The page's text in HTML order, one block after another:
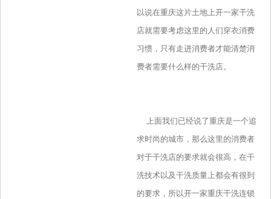
以说在重庆这片土地上开一家干洗
店就需要考虑这里的人们穿衣消费
习惯，只有走进消费者才能清楚消
费者需要什么样的干洗店。
上面我们已经说了重庆是一个追
求时尚的城市，那么这里的消费者
对于干洗店的要求就会很高，在干
洗技术以及干洗质量上都会有很到
的要求，所以开一家重庆干洗连锁